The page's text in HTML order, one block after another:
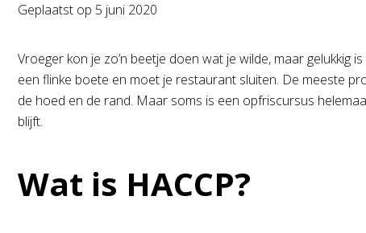
Geplaatst op 5 juni 2020
Vroeger kon je zo’n beetje doen wat je wilde, maar
een flinke boete en moet je restaurant sluiten. De meeste
de hoed en de rand. Maar soms is een opfriscursus
blijft.
Wat is HACCP?